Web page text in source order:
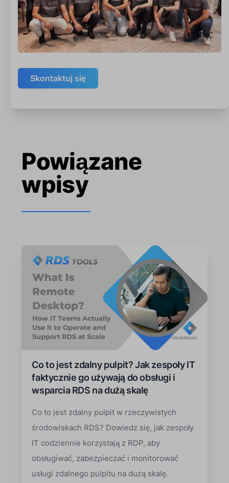
Skontaktuj się
Powiązane
wpisy
Co to jest zdalny pulpit? Jak zespoły IT
faktycznie go używają do obsługi i
wsparcia RDS na dużą skalę
Co to jest zdalny pulpit w rzeczywistych
środowiskach RDS? Dowiedz się, jak zespoły
IT codziennie korzystają z RDP, aby
obsługiwać, zabezpieczać i monitorować
usługi zdalnego pulpitu na dużą skalę.